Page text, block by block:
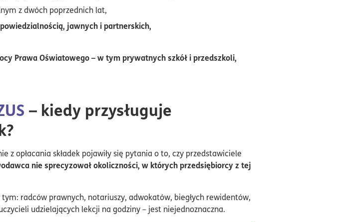
z dwóch poprzednich lat,
jawnych i partnerskich,
Prawa Oświatowego – w tym prywatnych szkół i przedszkoli,
– kiedy przysługuje
opłacania składek pojawiły się pytania o to, czy przedstawiciele
nie sprecyzował okoliczności, w których przedsiębiorcy z tej
radców prawnych, notariuszy, adwokatów, biegłych rewidentów,
udzielających lekcji na godziny – jest niejednoznaczna.